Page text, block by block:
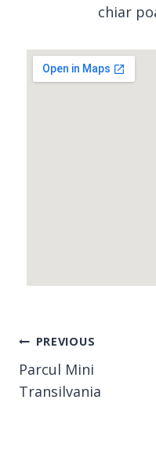
chiar
PREVIOUS
Parcul Mini
Transilvania